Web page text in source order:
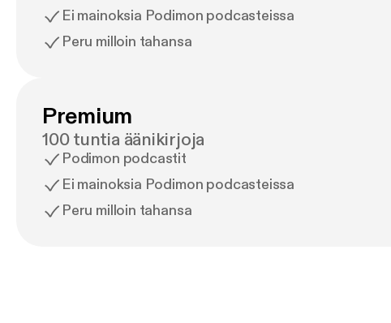
Ei mainoksia Podimon podcasteissa
Peru milloin tahansa
Premium
100 tuntia äänikirjoja
Podimon podcastit
Ei mainoksia Podimon podcasteissa
Peru milloin tahansa